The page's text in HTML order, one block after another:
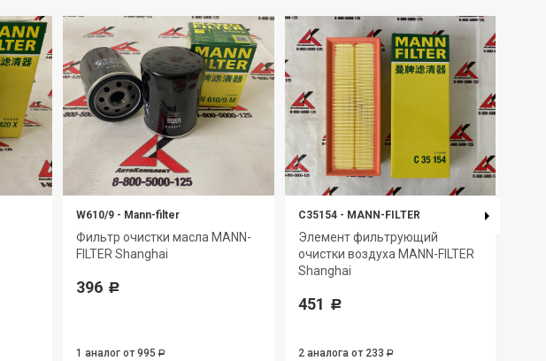
W610/9 - Mann-filter
Фильтр очистки масла MANN-
FILTER Shanghai
396 Р
1 аналог от 995 Р
C35154 - MANN-FILTER
Элемент фильтрующий
очистки воздуха MANN-FILTER
Shanghai
451 Р
2 аналога от 233 Р